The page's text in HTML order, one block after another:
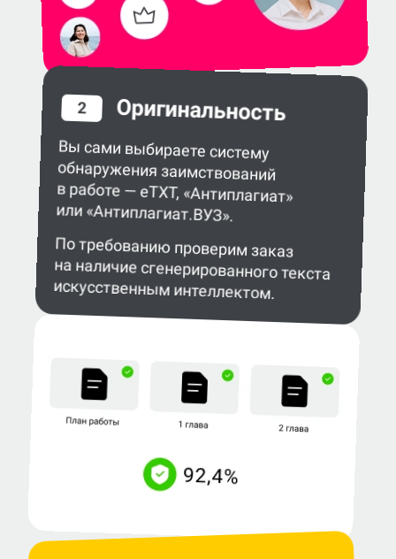
2 Оригинальность
Вы сами выбираете систему
обнаружения заимствований
в работе — eTXT, «Антиплагиат»
или «Антиплагиат.ВУЗ».
По требованию проверим заказ
на наличие сгенерированного текста
искусственным интеллектом.